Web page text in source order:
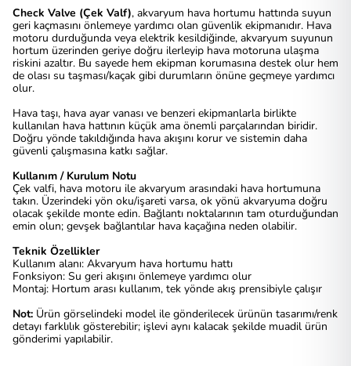
Check Valve (Çek Valf), akvaryum hava hortumu hattında suyun
geri kaçmasını önlemeye yardımcı olan güvenlik ekipmanıdır. Hava
motoru durduğunda veya elektrik kesildiğinde, akvaryum suyunun
hortum üzerinden geriye doğru ilerleyip hava motoruna ulaşma
riskini azaltır. Bu sayede hem ekipman korumasına destek olur hem
de olası su taşması/kaçak gibi durumların önüne geçmeye yardımcı
olur.
Hava taşı, hava ayar vanası ve benzeri ekipmanlarla birlikte
kullanılan hava hattının küçük ama önemli parçalarından biridir.
Doğru yönde takıldığında hava akışını korur ve sistemin daha
güvenli çalışmasına katkı sağlar.
Kullanım / Kurulum Notu
Çek valfi, hava motoru ile akvaryum arasındaki hava hortumuna
takın. Üzerindeki yön oku/işareti varsa, ok yönü akvaryuma doğru
olacak şekilde monte edin. Bağlantı noktalarının tam oturduğundan
emin olun; gevşek bağlantılar hava kaçağına neden olabilir.
Teknik Özellikler
Kullanım alanı: Akvaryum hava hortumu hattı
Fonksiyon: Su geri akışını önlemeye yardımcı olur
Montaj: Hortum arası kullanım, tek yönde akış prensibiyle çalışır
Not: Ürün görselindeki model ile gönderilecek ürünün tasarımı/renk
detayı farklılık gösterebilir; işlevi aynı kalacak şekilde muadil ürün
gönderimi yapılabilir.